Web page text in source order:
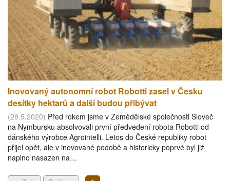
Inovovaný autonomní robot Robotti zasel v Česku
desítky hektarů a další budou přibývat
(28.5.2020) Před rokem jsme v Zemědělské společnosti Sloveč
na Nymbursku absolvovali první předvedení robota Robotti od
dánského výrobce Agrointelli. Letos do České republiky robot
přijel opět, ale v inovované podobě a historicky poprvé byl již
naplno nasazen na…